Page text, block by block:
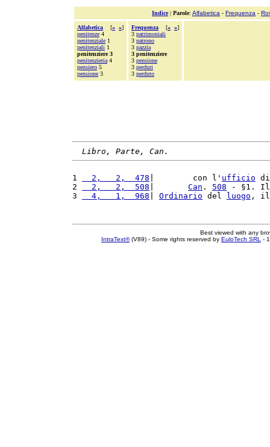
Indice| Parole: Alfabetica - Frequenza -
Alfabetica [« »]
penitenze 4
penitenziale 1
penitenziali 1
penitenziere 3
penitenzieria 4
pensiero 5
pensione 3
Frequenza [« »]
3 patrimoniali
3 patrono
3 pazzia
3 penitenziere
3 pensione
3 perduri
3 perduto
Libro, Parte, Can.
1
  2,   2,  478
|        con l' ufficio
2
  2,   2,  508
Can . 508 - §1.
3
  4,   1,  968
Ordinario del luogo ,
Best viewed with any
IntraText®(V89) - Some rights reserved by EuloTech SRL -